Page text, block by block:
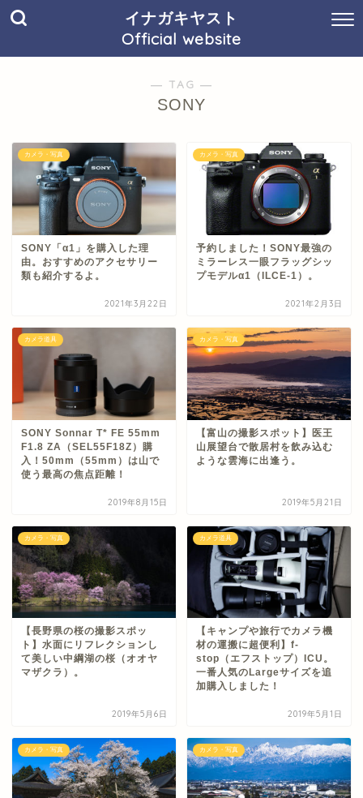
イナガキヤスト
Official website
― TAG ―
SONY
カメラ・写真
SONY「α1」を購入した理
由。おすすめのアクセサリー
類も紹介するよ。
2021年3月22日
カメラ・写真
予約しました！SONY最強の
ミラーレス一眼フラッグシッ
プモデルα1（ILCE-1）。
2021年2月3日
カメラ道具
SONY Sonnar T* FE 55mm
F1.8 ZA（SEL55F18Z）購
入！50mm（55mm）は山で
使う最高の焦点距離！
2019年8月15日
カメラ・写真
【富山の撮影スポット】医王
山展望台で散居村を飲み込む
ような雲海に出逢う。
2019年5月21日
カメラ・写真
【長野県の桜の撮影スポッ
ト】水面にリフレクションし
て美しい中綱湖の桜（オオヤ
マザクラ）。
2019年5月6日
カメラ道具
【キャンプや旅行でカメラ機
材の運搬に超便利】f-
stop（エフストップ）ICU。
一番人気のLargeサイズを追
加購入しました！
2019年5月1日
カメラ・写真 カメラ・写真